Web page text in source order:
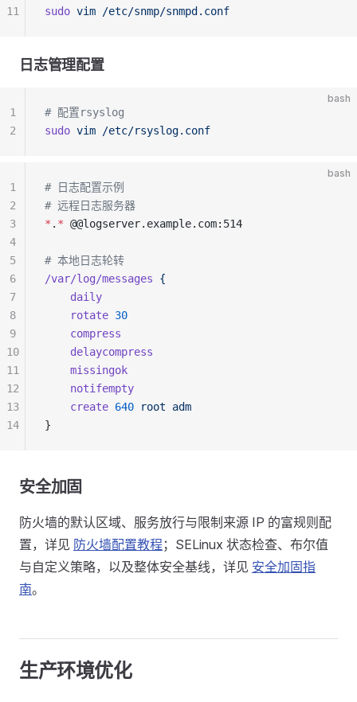
sudo vim /etc/snmp/snmpd.conf
11
日志管理配置
bash
# 配置rsyslog
sudo vim /etc/rsyslog.conf
1
2
bash
# 日志配置示例
# 远程日志服务器
* . * @@logserver.example.com:514
# 本地日志轮转
/var/log/messages {
    daily
    rotate
30
    compress
    delaycompress
    missingok
    notifempty
    create
640 root adm
}
1
2
3
4
5
6
7
8
9
10
11
12
13
14
安全加固
防火墙的默认区域、服务放行与限制来源 IP 的富规则配
置，详见 防火墙配置教程 ；SELinux 状态检查、布尔值
与自定义策略，以及整体安全基线，详见 安全加固指
南。
生产环境优化